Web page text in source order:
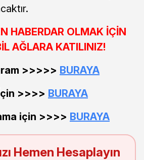
HABERDAR OLMAK İÇİN
AĞLARA KATILINIZ!
>>>>> BURAYA
>>>> BURAYA
için >>>> BURAYA
Hemen Hesaplayın